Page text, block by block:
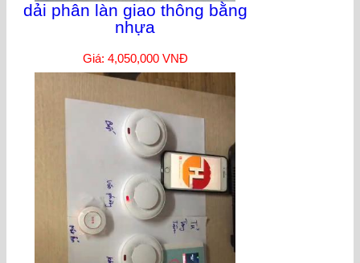
dải phân làn giao thông bằng
nhựa
Giá: 4,050,000 VNĐ